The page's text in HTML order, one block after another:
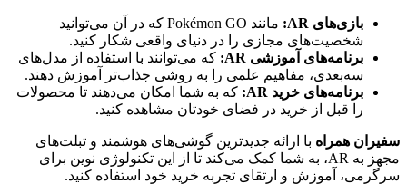
بازی‌های AR:
مانند Pokémon GO که در آن می‌توانید
شخصیت‌های مجازی را در دنیای واقعی شکار کنید.
برنامه‌های آموزشی AR:
که می‌توانند با استفاده از مدل‌های
سه‌بعدی، مفاهیم علمی را به روشی جذاب‌تر آموزش دهند.
برنامه‌های خرید AR:
که به شما امکان می‌دهند تا محصولات
را قبل از خرید در فضای خودتان مشاهده کنید.
سفیران همراه با ارائه جدیدترین گوشی‌های هوشمند و تبلت‌های
مجهز به AR، به شما کمک می‌کند تا از این تکنولوژی نوین برای
سرگرمی، آموزش و ارتقای تجربه خرید خود استفاده کنید.